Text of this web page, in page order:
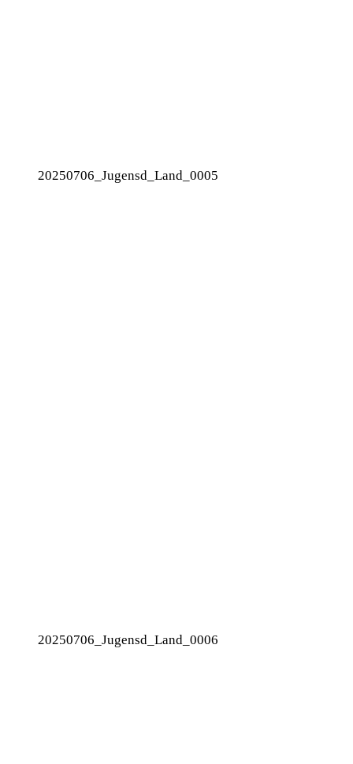
20250706_Jugensd_Land_0005
20250706_Jugensd_Land_0006